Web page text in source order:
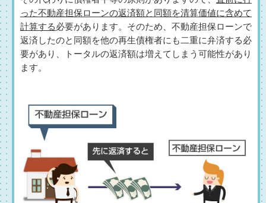
った不動産担保ローンの返済額と同額を清算価値に含めて
計算する必要があります。そのため、不動産担保ローンで
返済したのと同額を他の再生債権者にも二重に弁済する必
要があり、トータルの返済額は増えてしまう可能性があり
ます。